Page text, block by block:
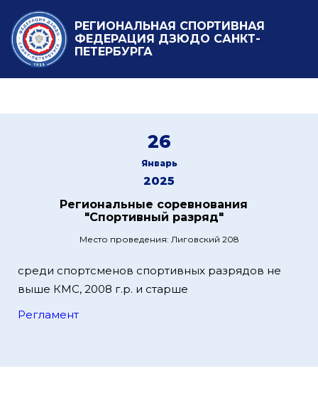
РЕГИОНАЛЬНАЯ СПОРТИВНАЯ
ФЕДЕРАЦИЯ ДЗЮДО САНКТ-
ПЕТЕРБУРГА
26
Январь
2025
Региональные соревнования
"Спортивный разряд"
Место проведения: Лиговский 208
среди спортсменов спортивных разрядов не
выше КМС, 2008 г.р. и старше
Регламент